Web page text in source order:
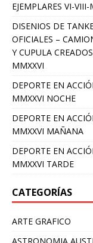
EJEMPLARES VI-VIII-
DISENIOS DE
OFICIALES –
Y CUPULA
MMXXVI
DEPORTE EN
MMXXVI NOCHE
DEPORTE EN
MMXXVI MAÑANA
DEPORTE EN
MMXXVI TARDE
CATEGORÍAS
ARTE GRAFICO